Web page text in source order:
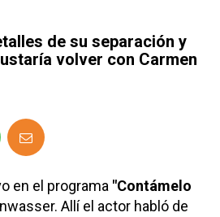
de su separación y
volver con Carmen
en el programa "Contámelo
Allí el actor habló de